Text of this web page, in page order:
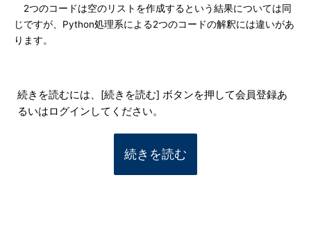
2つのコードは空のリストを作成するという結果については同
じですが、Python処理系による2つのコードの解釈には違いがあ
ります。
続きを読むには、[続きを読む] ボタンを押して会員登録あ
るいはログインしてください。
続きを読む